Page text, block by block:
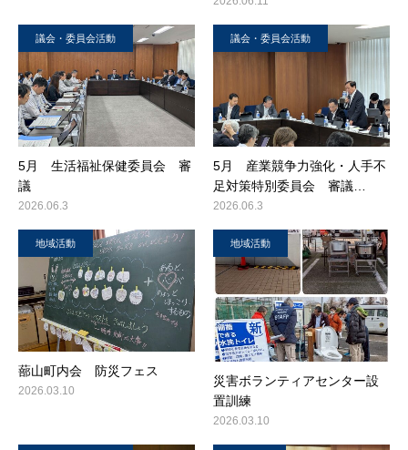
議会・委員会活動
5月 生活福祉保健委員会 審
議
2026.06.3
議会・委員会活動
5月 産業競争力強化・人手不
足対策特別委員会 審議…
2026.06.3
地域活動
蔀山町内会 防災フェス
2026.03.10
地域活動
災害ボランティアセンター設
置訓練
2026.03.10